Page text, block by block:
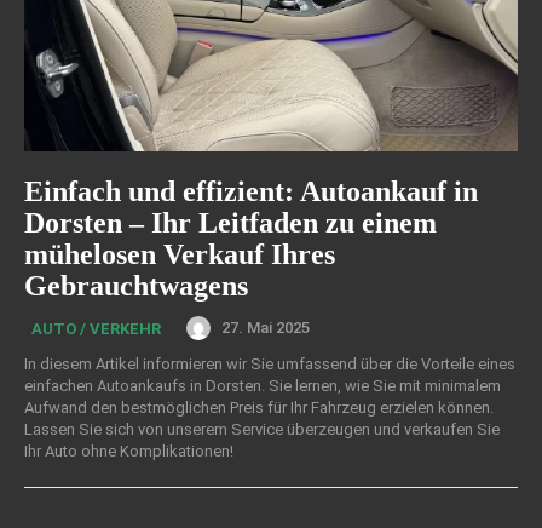
Einfach und effizient: Autoankauf in
Dorsten – Ihr Leitfaden zu einem
mühelosen Verkauf Ihres
Gebrauchtwagens
AUTO / VERKEHR
27. Mai 2025
In diesem Artikel informieren wir Sie umfassend über die Vorteile eines
einfachen Autoankaufs in Dorsten. Sie lernen, wie Sie mit minimalem
Aufwand den bestmöglichen Preis für Ihr Fahrzeug erzielen können.
Lassen Sie sich von unserem Service überzeugen und verkaufen Sie
Ihr Auto ohne Komplikationen!